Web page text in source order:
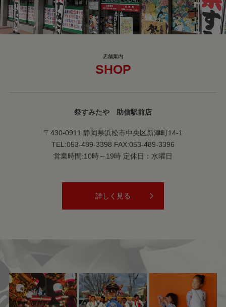
SHOP
祭すみたや 助信駅前店
〒430-0911 静岡県浜松市中央区新津町14-1
TEL:053-489-3398 FAX:053-489-3396
営業時間:10時～19時 定休日：水曜日
詳しく見る